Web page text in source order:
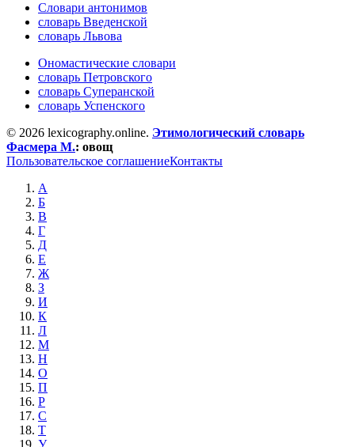
Словари антонимов
словарь Введенской
словарь Львова
Ономастические словари
словарь Петровского
словарь Суперанской
словарь Успенского
© 2026 lexicography.online. Этимологический словарь
Фасмера М.: овощ
Пользовательское соглашениеКонтакты
А
Б
В
Г
Д
Е
Ж
З
И
К
Л
М
Н
О
П
Р
С
Т